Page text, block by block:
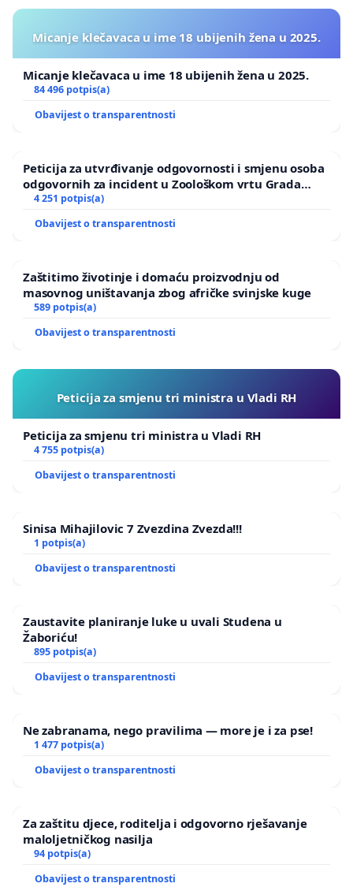
Micanje klečavaca u ime 18 ubijenih žena u 2025.
Micanje klečavaca u ime 18 ubijenih žena u 2025.
84 496 potpis(a)
Obavijest o transparentnosti
Peticija za utvrđivanje odgovornosti i smjenu osoba
odgovornih za incident u Zoološkom vrtu Grada
Zagreba
4 251 potpis(a)
Obavijest o transparentnosti
Zaštitimo životinje i domaću proizvodnju od
masovnog uništavanja zbog afričke svinjske kuge
589 potpis(a)
Obavijest o transparentnosti
Peticija za smjenu tri ministra u Vladi RH
Peticija za smjenu tri ministra u Vladi RH
4 755 potpis(a)
Obavijest o transparentnosti
Sinisa Mihajilovic 7 Zvezdina Zvezda!!!
1 potpis(a)
Obavijest o transparentnosti
Zaustavite planiranje luke u uvali Studena u
Žaboriću!
895 potpis(a)
Obavijest o transparentnosti
Ne zabranama, nego pravilima — more je i za pse!
1 477 potpis(a)
Obavijest o transparentnosti
Za zaštitu djece, roditelja i odgovorno rješavanje
maloljetničkog nasilja
94 potpis(a)
Obavijest o transparentnosti